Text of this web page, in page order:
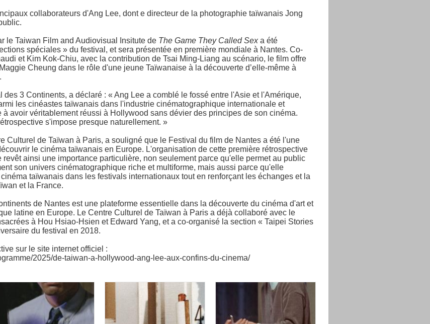
collaborateurs d'Ang Lee, dont e directeur de la photographie taïwanais Jong
le Taiwan Film and Audiovisual Insitute de The Game They Called Sexa été
spéciales » du festival, et sera présentée en première mondiale à Nantes. Co-
et Kim Kok-Chiu, avec la contribution de Tsai Ming-Liang au scénario, le film offre
Cheung dans le rôle d'une jeune Taïwanaise à la découverte d’elle-même à
3 Continents, a déclaré : « Ang Lee a comblé le fossé entre l'Asie et l'Amérique,
les cinéastes taïwanais dans l'industrie cinématographique internationale et
avoir véritablement réussi à Hollywood sans dévier des principes de son cinéma.
s'impose presque naturellement. »
Culturel de Taïwan à Paris, a souligné que le Festival du film de Nantes a été l'une
le cinéma taïwanais en Europe. L'organisation de cette première rétrospective
ainsi une importance particulière, non seulement parce qu'elle permet au public
son univers cinématographique riche et multiforme, mais aussi parce qu'elle
taïwanais dans les festivals internationaux tout en renforçant les échanges et la
et la France.
de Nantes est une plateforme essentielle dans la découverte du cinéma d'art et
latine en Europe. Le Centre Culturel de Taïwan à Paris a déjà collaboré avec le
à Hou Hsiao-Hsien et Edward Yang, et a co-organisé la section « Taipei Stories
du festival en 2018.
sur le site internet officiel :
2025/de-taiwan-a-hollywood-ang-lee-aux-confins-du-cinema/